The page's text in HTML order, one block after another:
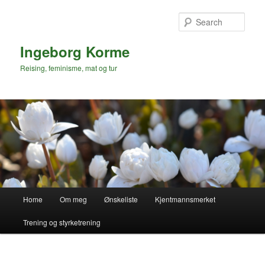
Ingeborg Korme
Reising, feminisme, mat og tur
Home Om meg Ønskeliste Kjentmannsmerket
Trening og styrketrening